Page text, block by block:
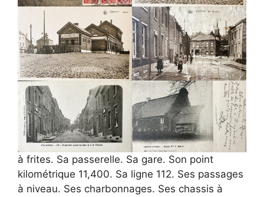
à frites. Sa passerelle. Sa gare. Son point
kilométrique 11,400. Sa ligne 112. Ses passages
à niveau. Ses charbonnages. Ses chassis à